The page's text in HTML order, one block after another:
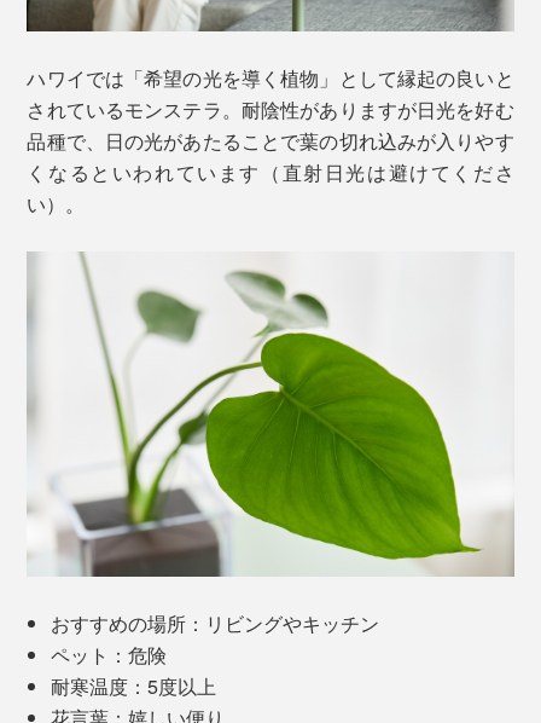
ハワイでは「希望の光を導く植物」として縁起の良いと
されているモンステラ。耐陰性がありますが日光を好む
品種で、日の光があたることで葉の切れ込みが入りやす
くなるといわれています（直射日光は避けてくださ
い）。
おすすめの場所：リビングやキッチン
ペット：危険
耐寒温度：5度以上
花言葉：嬉しい便り